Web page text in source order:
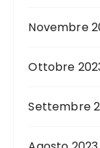
Novembre
Ottobre
Settembre